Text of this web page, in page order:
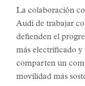
La colaboración
Audi de trabajar
defienden el
más electrificado y
comparten un
movilidad más